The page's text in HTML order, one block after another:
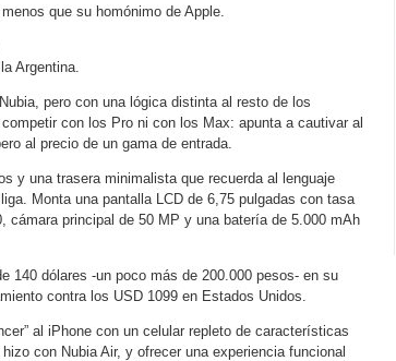
que su homónimo de Apple.
Argentina.
pero con una lógica distinta al resto de los
con los Pro ni con los Max: apunta a cautivar al
al precio de un gama de entrada.
y una trasera minimalista que recuerda al lenguaje
Monta una pantalla LCD de 6,75 pulgadas con tasa
cámara principal de 50 MP y una batería de 5.000 mAh
140 dólares -un poco más de 200.000 pesos- en su
contra los USD 1099 en Estados Unidos.
al iPhone con un celular repleto de características
con Nubia Air, y ofrecer una experiencia funcional